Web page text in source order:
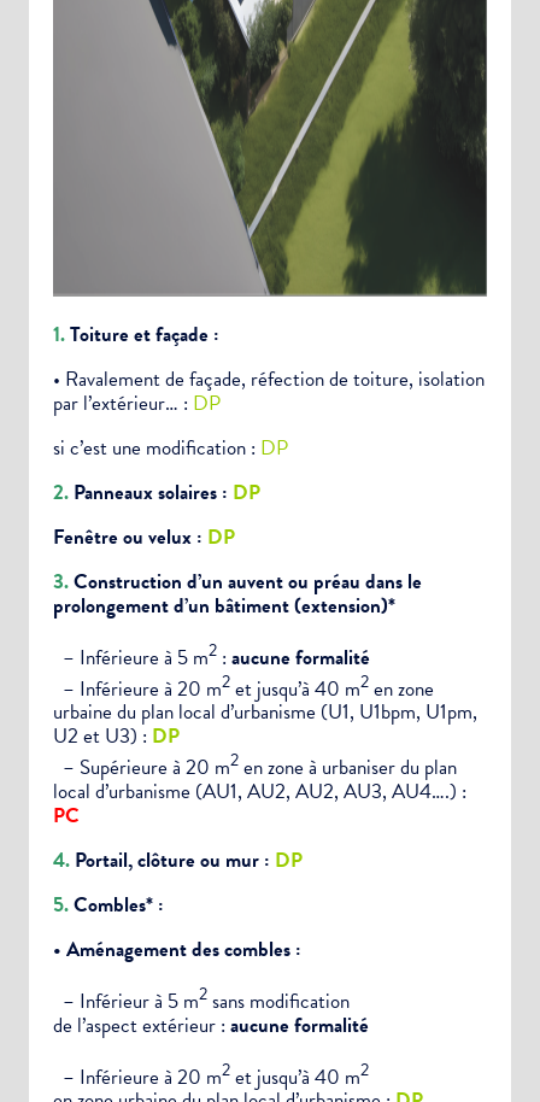
1.Toiture et façade :
• Ravalement de façade, réfection de toiture, isolation
par l’extérieur… : DP
si c’est une modification : DP
2. Panneaux solaires : DP
Fenêtre ou velux : DP
3.Construction d’un auvent ou préau dans le
prolongement d’un bâtiment (extension)*
– Inférieure à 5 m2 : aucune formalité
– Inférieure à 20 m2et jusqu’à 40 m2en zone
urbaine du plan local d’urbanisme (U1, U1bpm, U1pm,
U2 et U3) : DP
– Supérieure à 20 m2en zone à urbaniser du plan
local d’urbanisme (AU1, AU2, AU2, AU3, AU4….) :
PC
4. Portail, clôture ou mur : DP
5.Combles* :
• Aménagement des combles :
– Inférieur à 5 m2sans modification
de l’aspect extérieur : aucune formalité
– Inférieure à 20 m2et jusqu’à 40 m2